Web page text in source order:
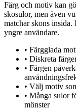
Färg och motiv kan
skosulor, men även
matchar skons
yngre användare.
• Färgglada
• Diskreta
• Färgen
• Välj motiv
• Många sulor
mönster